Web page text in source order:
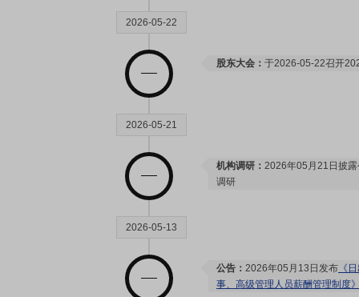
2026-05-22
股东大会： 于2026-05-22召开
2026-05-21
机构调研： 2026年05月21日披
调研
2026-05-13
公告： 2026年05月13日发布 《
事、高级管理人员薪酬管理制度